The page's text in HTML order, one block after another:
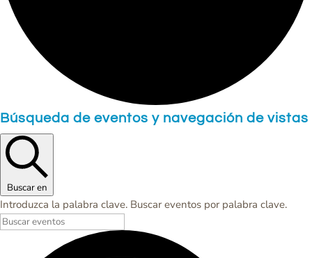
Events
for
Miércoles,
Mayo
17,
2023
Búsqueda de eventos y navegación de vistas
Buscar en
Introduzca la palabra clave. Buscar eventos por palabra clave.